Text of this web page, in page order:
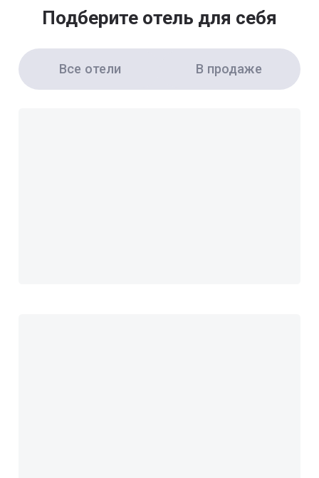
Подберите отель для себя
Все отели В продаже